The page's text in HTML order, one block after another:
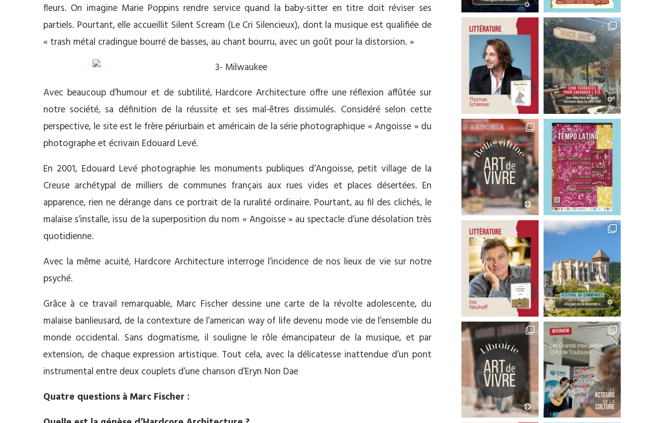
fleurs. On imagine Marie Poppins rendre service quand la baby-sitter en titre doit réviser ses
partiels. Pourtant, elle accueillit Silent Scream (Le Cri Silencieux), dont la musique est qualifiée de
« trash métal cradingue bourré de basses, au chant bourru, avec un goût pour la distorsion. »
Avec beaucoup d’humour et de subtilité, Hardcore Architecture offre une réflexion affûtée sur
notre société, sa définition de la réussite et ses mal-êtres dissimulés. Considéré selon cette
perspective, le site est le frère périurbain et américain de la série photographique « Angoisse » du
photographe et écrivain Edouard Levé.
En 2001, Edouard Levé photographie les monuments publiques d’Angoisse, petit village de la
Creuse archétypal de milliers de communes français aux rues vides et places désertées. En
apparence, rien ne dérange dans ce portrait de la ruralité ordinaire. Pourtant, au fil des clichés, le
malaise s’installe, issu de la superposition du nom « Angoisse » au spectacle d’une désolation très
quotidienne.
Avec la même acuité, Hardcore Architecture interroge l’incidence de nos lieux de vie sur notre
psyché.
Grâce à ce travail remarquable, Marc Fischer dessine une carte de la révolte adolescente, du
malaise banlieusard, de la contexture de l’american way of life devenu mode vie de l’ensemble du
monde occidental. Sans dogmatisme, il souligne le rôle émancipateur de la musique, et par
extension, de chaque expression artistique. Tout cela, avec la délicatesse inattendue d’un pont
instrumental entre deux couplets d’une chanson d’Eryn Non Dae
Quatre questions à Marc Fischer :